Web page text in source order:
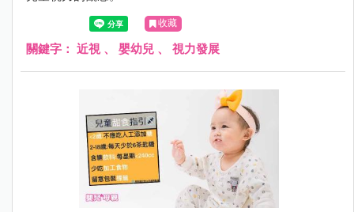
收藏
關鍵字： 近視 、 嬰幼兒 、 視力發展